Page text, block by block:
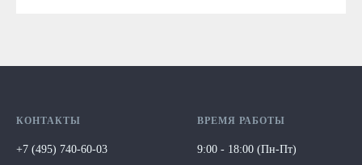
КОНТАКТЫ
+7 (495) 740-60-03
ВРЕМЯ РАБОТЫ
9:00 - 18:00 (Пн-Пт)